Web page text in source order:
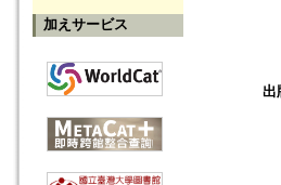
加えサービス
出